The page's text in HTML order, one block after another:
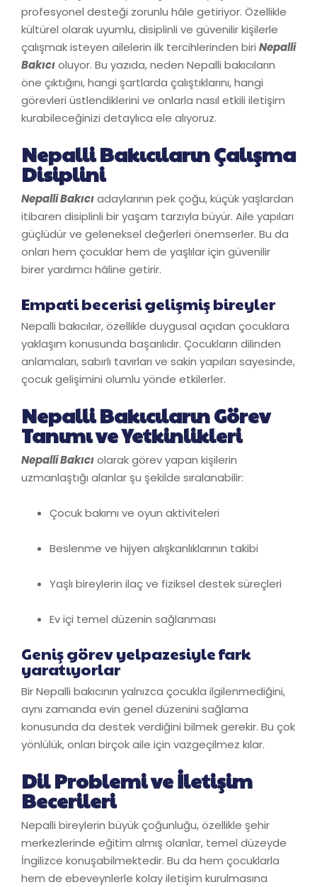
profesyonel desteği zorunlu hâle getiriyor. Özellikle
kültürel olarak uyumlu, disiplinli ve güvenilir kişilerle
çalışmak isteyen ailelerin ilk tercihlerinden biri Nepalli
Bakıcıoluyor. Bu yazıda, neden Nepalli bakıcıların
öne çıktığını, hangi şartlarda çalıştıklarını, hangi
görevleri üstlendiklerini ve onlarla nasıl etkili iletişim
kurabileceğinizi detaylıca ele alıyoruz.
Nepalli Bakıcıların Çalışma
Disiplini
Nepalli Bakıcıadaylarının pek çoğu, küçük yaşlardan
itibaren disiplinli bir yaşam tarzıyla büyür. Aile yapıları
güçlüdür ve geleneksel değerleri önemserler. Bu da
onları hem çocuklar hem de yaşlılar için güvenilir
birer yardımcı hâline getirir.
Empati becerisi gelişmiş bireyler
Nepalli bakıcılar, özellikle duygusal açıdan çocuklara
yaklaşım konusunda başarılıdır. Çocukların dilinden
anlamaları, sabırlı tavırları ve sakin yapıları sayesinde,
çocuk gelişimini olumlu yönde etkilerler.
Nepalli Bakıcıların Görev
Tanımı ve Yetkinlikleri
Nepalli Bakıcıolarak görev yapan kişilerin
uzmanlaştığı alanlar şu şekilde sıralanabilir:
Çocuk bakımı ve oyun aktiviteleri
Beslenme ve hijyen alışkanlıklarının takibi
Yaşlı bireylerin ilaç ve fiziksel destek süreçleri
Ev içi temel düzenin sağlanması
Geniş görev yelpazesiyle fark
yaratıyorlar
Bir Nepalli bakıcının yalnızca çocukla ilgilenmediğini,
aynı zamanda evin genel düzenini sağlama
konusunda da destek verdiğini bilmek gerekir. Bu çok
yönlülük, onları birçok aile için vazgeçilmez kılar.
Dil Problemi ve İletişim
Becerileri
Nepalli bireylerin büyük çoğunluğu, özellikle şehir
merkezlerinde eğitim almış olanlar, temel düzeyde
İngilizce konuşabilmektedir. Bu da hem çocuklarla
hem de ebeveynlerle kolay iletişim kurulmasına